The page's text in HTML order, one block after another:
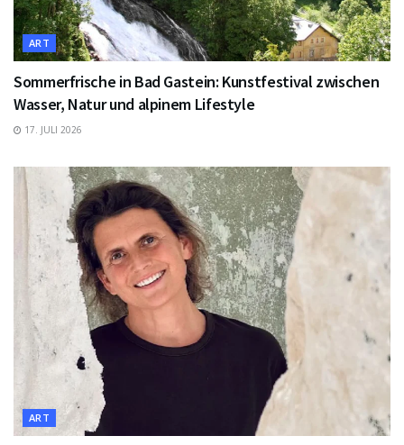
ART
Sommerfrische in Bad Gastein: Kunstfestival zwischen
Wasser, Natur und alpinem Lifestyle
17. JULI 2026
ART